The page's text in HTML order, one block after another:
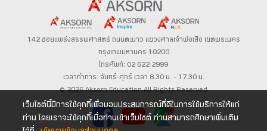
142 ซอยแพร่งสรรพศาสตร์ ถนนตะนาว แขวงศาลเจ้าพ่อเสือ เขตพระนคร
กรุงเทพมหานคร 10200
โทรศัพท์: 02 622 2999
เวลาทำการ: จันทร์-ศุกร์ เวลา 8.30 น. – 17.30 น.
© 2026 Aksorn Education All Rights Reserved
เว็บไซต์นี้มีการใช้คุกกี้เพื่อมอบประสบการณ์ที่ดีในการใช้บริการให้แก่
ท่าน โดยเราจะใช้คุกกี้เมื่อท่านเข้าเว็บไซต์ ท่านสามารถศึกษาเพิ่มเติม